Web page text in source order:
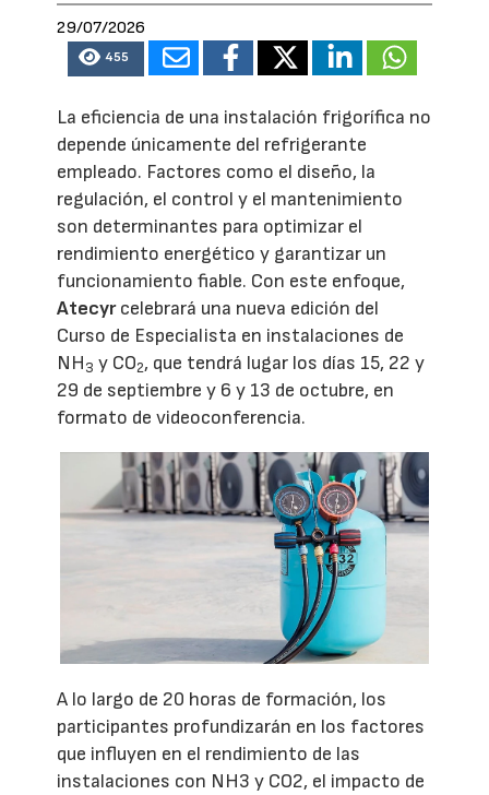
29/07/2026
455
La eficiencia de una instalación frigorífica no
depende únicamente del refrigerante
empleado. Factores como el diseño, la
regulación, el control y el mantenimiento
son determinantes para optimizar el
rendimiento energético y garantizar un
funcionamiento fiable. Con este enfoque,
Atecyrcelebrará una nueva edición del
Curso de Especialista en instalaciones de
NH3 y CO2, que tendrá lugar los días 15, 22 y
29 de septiembre y 6 y 13 de octubre, en
formato de videoconferencia.
A lo largo de 20 horas de formación, los
participantes profundizarán en los factores
que influyen en el rendimiento de las
instalaciones con NH3 y CO2, el impacto de